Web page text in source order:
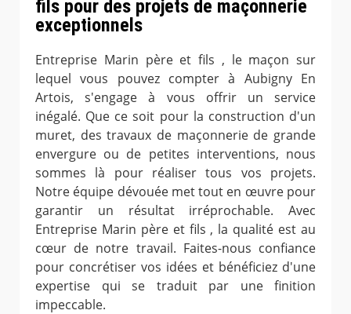
fils pour des projets de maçonnerie
exceptionnels
Entreprise Marin père et fils , le maçon sur
lequel vous pouvez compter à Aubigny En
Artois, s'engage à vous offrir un service
inégalé. Que ce soit pour la construction d'un
muret, des travaux de maçonnerie de grande
envergure ou de petites interventions, nous
sommes là pour réaliser tous vos projets.
Notre équipe dévouée met tout en œuvre pour
garantir un résultat irréprochable. Avec
Entreprise Marin père et fils , la qualité est au
cœur de notre travail. Faites-nous confiance
pour concrétiser vos idées et bénéficiez d'une
expertise qui se traduit par une finition
impeccable.